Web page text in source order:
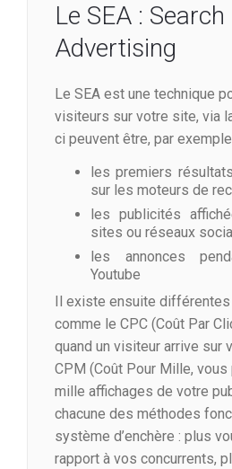
Le SEA :
Advertising
Le SEA est une technique
visiteurs sur votre site, via
ci peuvent être, par
les premiers
sur les moteurs de
les publicités
sites ou réseaux
les annonces
Youtube
Il existe ensuite
comme le CPC (Coût Par
quand un visiteur arrive sur
CPM (Coût Pour Mille,
mille affichages de votre
chacune des méthodes
système d’enchère : plus
rapport à vos concurrents,